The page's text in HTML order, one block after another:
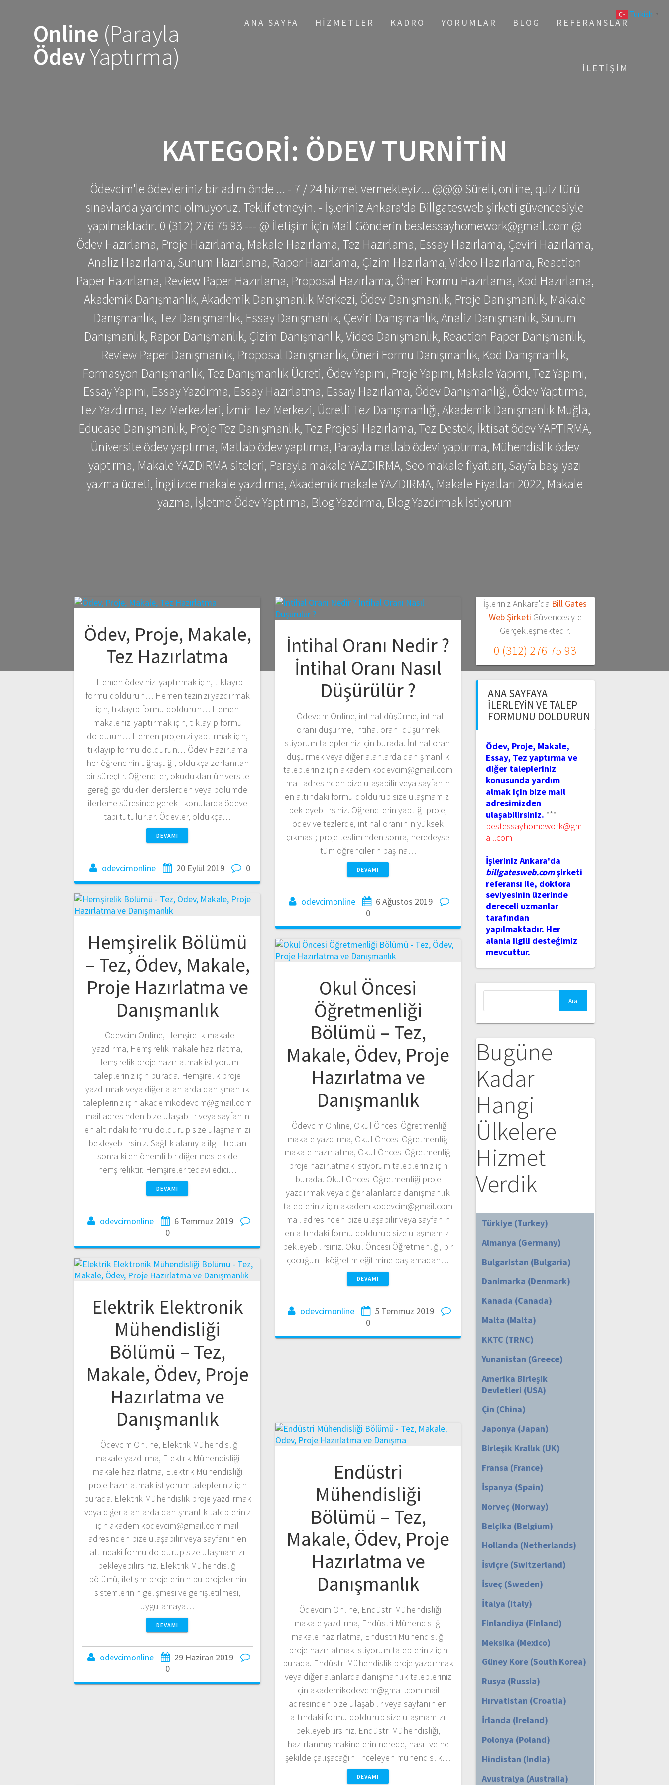
Online (Parayla
ÖdevYaptırma)
ANA SAYFA HIZMETLER KADRO YORUMLAR BLOG REFERANSLAR
İLETIŞIM
KATEGORI: ÖDEV TURNITIN
Ödevcim'le ödevleriniz bir adım önde ... - 7 / 24 hizmet vermekteyiz... @@@ Süreli, online, quiz türü
sınavlarda yardımcı olmuyoruz. Teklif etmeyin. - İşleriniz Ankara'da Billgatesweb şirketi güvencesiyle
yapılmaktadır. 0 (312) 276 75 93 --- @ İletişim İçin Mail Gönderin bestessayhomework@gmail.com @
Ödev Hazırlama, Proje Hazırlama, Makale Hazırlama, Tez Hazırlama, Essay Hazırlama, Çeviri Hazırlama,
Analiz Hazırlama, Sunum Hazırlama, Rapor Hazırlama, Çizim Hazırlama, Video Hazırlama, Reaction
Paper Hazırlama, Review Paper Hazırlama, Proposal Hazırlama, Öneri Formu Hazırlama, Kod Hazırlama,
Akademik Danışmanlık, Akademik Danışmanlık Merkezi, Ödev Danışmanlık, Proje Danışmanlık, Makale
Danışmanlık, Tez Danışmanlık, Essay Danışmanlık, Çeviri Danışmanlık, Analiz Danışmanlık, Sunum
Danışmanlık, Rapor Danışmanlık, Çizim Danışmanlık, Video Danışmanlık, Reaction Paper Danışmanlık,
Review Paper Danışmanlık, Proposal Danışmanlık, Öneri Formu Danışmanlık, Kod Danışmanlık,
Formasyon Danışmanlık, Tez Danışmanlık Ücreti, Ödev Yapımı, Proje Yapımı, Makale Yapımı, Tez Yapımı,
Essay Yapımı, Essay Yazdırma, Essay Hazırlatma, Essay Hazırlama, Ödev Danışmanlığı, Ödev Yaptırma,
Tez Yazdırma, Tez Merkezleri, İzmir Tez Merkezi, Ücretli Tez Danışmanlığı, Akademik Danışmanlık Muğla,
Educase Danışmanlık, Proje Tez Danışmanlık, Tez Projesi Hazırlama, Tez Destek, İktisat ödev YAPTIRMA,
Üniversite ödev yaptırma, Matlab ödev yaptırma, Parayla matlab ödevi yaptırma, Mühendislik ödev
yaptırma, Makale YAZDIRMA siteleri, Parayla makale YAZDIRMA, Seo makale fiyatları, Sayfa başı yazı
yazma ücreti, İngilizce makale yazdırma, Akademik makale YAZDIRMA, Makale Fiyatları 2022, Makale
yazma, İşletme Ödev Yaptırma, Blog Yazdırma, Blog Yazdırmak İstiyorum
Ödev, Proje, Makale,
Tez Hazırlatma
Hemen ödevinizi yaptırmak için, tıklayıp
formu doldurun… Hemen tezinizi yazdırmak
için, tıklayıp formu doldurun… Hemen
makalenizi yaptırmak için, tıklayıp formu
doldurun… Hemen projenizi yaptırmak için,
tıklayıp formu doldurun… Ödev Hazırlama
her öğrencinin uğraştığı, oldukça zorlanılan
bir süreçtir. Öğrenciler, okudukları üniversite
gereği gördükleri derslerden veya bölümde
ilerleme süresince gerekli konularda ödeve
tabi tutulurlar. Ödevler, oldukça…
DEVAMI
odevcimonline 20 Eylül 2019 0
İntihal Oranı Nedir ?
İntihal Oranı Nasıl
Düşürülür ?
Ödevcim Online, intihal düşürme, intihal
oranı düşürme, intihal oranı düşürmek
istiyorum talepleriniz için burada. İntihal oranı
düşürmek veya diğer alanlarda danışmanlık
talepleriniz için akademikodevcim@gmail.com
mail adresinden bize ulaşabilir veya sayfanın
en altındaki formu doldurup size ulaşmamızı
bekleyebilirsiniz. Öğrencilerin yaptığı proje,
ödev ve tezlerde, intihal oranının yüksek
çıkması; proje tesliminden sonra, neredeyse
tüm öğrencilerin başına…
DEVAMI
odevcimonline
6 Ağustos 2019
0
Hemşirelik Bölümü
– Tez, Ödev, Makale,
Proje Hazırlatma ve
Danışmanlık
Ödevcim Online, Hemşirelik makale
yazdırma, Hemşirelik makale hazırlatma,
Hemşirelik proje hazırlatmak istiyorum
talepleriniz için burada. Hemşirelik proje
yazdırmak veya diğer alanlarda danışmanlık
talepleriniz için akademikodevcim@gmail.com
mail adresinden bize ulaşabilir veya sayfanın
en altındaki formu doldurup size ulaşmamızı
bekleyebilirsiniz. Sağlık alanıyla ilgili tıptan
sonra ki en önemli bir diğer meslek de
hemşireliktir. Hemşireler tedavi edici…
DEVAMI
odevcimonline
6 Temmuz 2019
0
Okul Öncesi
Öğretmenliği
Bölümü – Tez,
Makale, Ödev, Proje
Hazırlatma ve
Danışmanlık
Ödevcim Online, Okul Öncesi Öğretmenliği
makale yazdırma, Okul Öncesi Öğretmenliği
makale hazırlatma, Okul Öncesi Öğretmenliği
proje hazırlatmak istiyorum talepleriniz için
burada. Okul Öncesi Öğretmenliği proje
yazdırmak veya diğer alanlarda danışmanlık
talepleriniz için akademikodevcim@gmail.com
mail adresinden bize ulaşabilir veya sayfanın
en altındaki formu doldurup size ulaşmamızı
bekleyebilirsiniz. Okul Öncesi Öğretmenliği, bir
çocuğun ilköğretim eğitimine başlamadan…
DEVAMI
odevcimonline
5 Temmuz 2019
0
Elektrik Elektronik
Mühendisliği
Bölümü – Tez,
Makale, Ödev, Proje
Hazırlatma ve
Danışmanlık
Ödevcim Online, Elektrik Mühendisliği
makale yazdırma, Elektrik Mühendisliği
makale hazırlatma, Elektrik Mühendisliği
proje hazırlatmak istiyorum talepleriniz için
burada. Elektrik Mühendislik proje yazdırmak
veya diğer alanlarda danışmanlık talepleriniz
için akademikodevcim@gmail.com mail
adresinden bize ulaşabilir veya sayfanın en
altındaki formu doldurup size ulaşmamızı
bekleyebilirsiniz. Elektrik Mühendisliği
bölümü, iletişim projelerinin bu projelerinin
sistemlerinin gelişmesi ve genişletilmesi,
uygulamaya…
DEVAMI
odevcimonline
29 Haziran 2019
0
Endüstri
Mühendisliği
Bölümü – Tez,
Makale, Ödev, Proje
Hazırlatma ve
Danışmanlık
Ödevcim Online, Endüstri Mühendisliği
makale yazdırma, Endüstri Mühendisliği
makale hazırlatma, Endüstri Mühendisliği
proje hazırlatmak istiyorum talepleriniz için
burada. Endüstri Mühendislik proje yazdırmak
veya diğer alanlarda danışmanlık talepleriniz
için akademikodevcim@gmail.com mail
adresinden bize ulaşabilir veya sayfanın en
altındaki formu doldurup size ulaşmamızı
bekleyebilirsiniz. Endüstri Mühendisliği,
hazırlanmış makinelerin nerede, nasıl ve ne
şekilde çalışacağını inceleyen mühendislik…
DEVAMI
İşleriniz Ankara'da Bill Gates
Web Şirketi Güvencesiyle
Gerçekleşmektedir.
0 (312) 276 75 93
ANA SAYFAYA
İLERLEYIN VE TALEP
FORMUNU DOLDURUN
Ödev, Proje, Makale,
Essay, Tez yaptırma ve
diğer talepleriniz
konusunda yardım
almak için bize mail
adresimizden
ulaşabilirsiniz. ***
bestessayhomework@gm
ail.com
İşleriniz Ankara'da
billgatesweb.comşirketi
referansı ile, doktora
seviyesinin üzerinde
dereceli uzmanlar
tarafından
yapılmaktadır. Her
alanla ilgili desteğimiz
mevcuttur.
Bugüne
Kadar
Hangi
Ülkelere
Hizmet
Verdik
Türkiye (Turkey)
Almanya (Germany)
Bulgaristan (Bulgaria)
Danimarka (Denmark)
Kanada (Canada)
Malta (Malta)
KKTC (TRNC)
Yunanistan (Greece)
Amerika Birleşik
Devletleri (USA)
Çin (China)
Japonya (Japan)
Birleşik Krallık (UK)
Fransa (France)
İspanya (Spain)
Norveç (Norway)
Belçika (Belgium)
Hollanda (Netherlands)
İsviçre (Switzerland)
İsveç (Sweden)
İtalya (Italy)
Finlandiya (Finland)
Meksika (Mexico)
Güney Kore (South Korea)
Rusya (Russia)
Hırvatistan (Croatia)
İrlanda (Ireland)
Polonya (Poland)
Hindistan (India)
Avustralya (Australia)
Turkish ▼